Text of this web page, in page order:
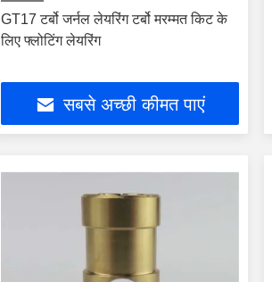
GT17 टर्बो जर्नल लेयरिंग टर्बो मरम्मत किट के
लिए फ्लोटिंग लेयरिंग
सबसे अच्छी कीमत पाएं